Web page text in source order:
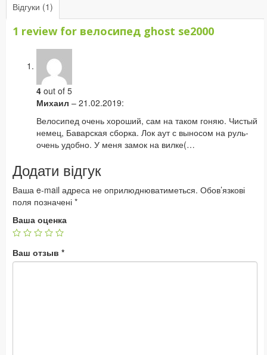
Відгуки (1)
1 review for велосипед ghost se2000
4 out of 5
Михаил – 21.02.2019:
Велосипед очень хороший, сам на таком гоняю. Чистый
немец, Баварская сборка. Лок аут с выносом на руль-
очень удобно. У меня замок на вилке(…
Додати відгук
Ваша e-mail адреса не оприлюднюватиметься. Обов’язкові
поля позначені *
Ваша оценка
Ваш отзыв *